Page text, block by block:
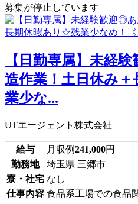
募集が停止しています
【日勤専属】未経
造作業！土日休み
業少な...
UTエージェント株式会社
給与 月収例241,000円
勤務地
埼玉県 三郷市
寮・社宅 なし
仕事内容 食品系工場での食品